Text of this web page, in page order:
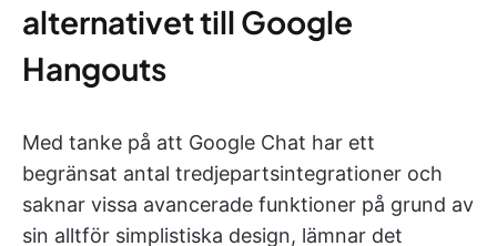
alternativet till Google
Hangouts
Med tanke på att Google Chat har ett
begränsat antal tredjepartsintegrationer och
saknar vissa avancerade funktioner på grund av
sin alltför simplistiska design, lämnar det